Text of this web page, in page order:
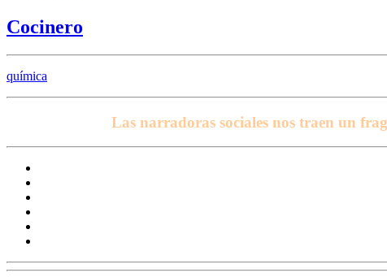
Cocinero
química
Las narradoras sociales nos traen un